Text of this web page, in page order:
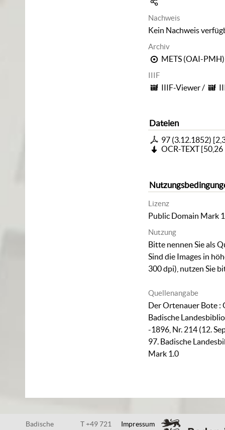
Nachweis
Kein Nachweis
Archiv
METS (OAI-PMH)
IIIF
IIIF-Viewer/
Dateien
97 (3.12.1852) [
OCR-TEXT[50,26
Lizenz
Public Domain Mark
Nutzung
Bitte nennen Sie als
Sind die Images in
300 dpi), nutzen Sie
Quellenangabe
Der Ortenauer Bote :
Badische
-1896, Nr. 214 (12.
97. Badische
Mark 1.0
Badische
T +49 721
Impressum